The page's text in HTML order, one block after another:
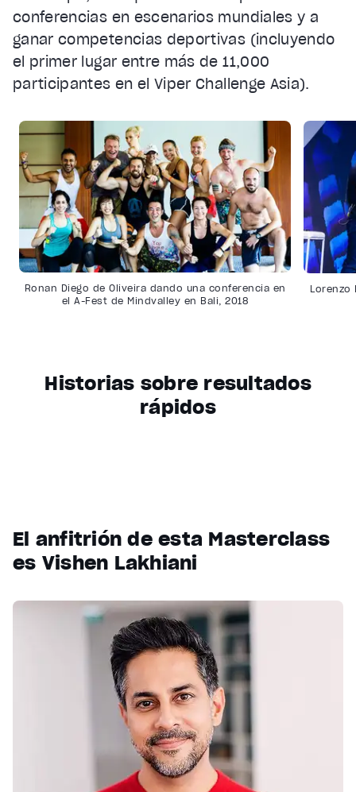
conferencias en escenarios mundiales y a
ganar competencias deportivas (incluyendo
el primer lugar entre más de 11,000
participantes en el Viper Challenge Asia).
Ronan Diego de Oliveira dando una conferencia en
el A-Fest de Mindvalley en Bali, 2018
Historias sobre resultados
rápidos
El anfitrión de esta Masterclass
es Vishen Lakhiani